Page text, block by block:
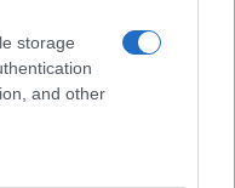
storage
and other